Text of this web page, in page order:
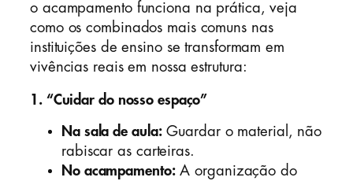
o acampamento funciona na prática, veja
como os combinados mais comuns nas
instituições de ensino se transformam em
vivências reais em nossa estrutura:
1. “Cuidar do nosso espaço”
Na sala de aula:Guardar o material, não
rabiscar as carteiras.
No acampamento:A organização do